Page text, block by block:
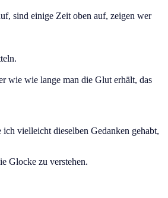
sind einige Zeit oben auf, zeigen wer
wie wie lange man die Glut erhält, das
vielleicht dieselben Gedanken gehabt,
Glocke zu verstehen.